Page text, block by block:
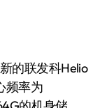
的联发科Helio
频率为